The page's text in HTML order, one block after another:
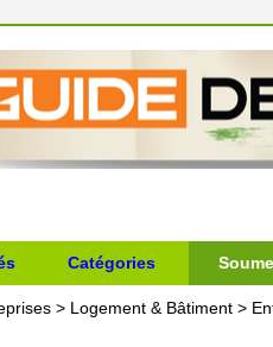
Catégories
> Logement & Bâtiment >